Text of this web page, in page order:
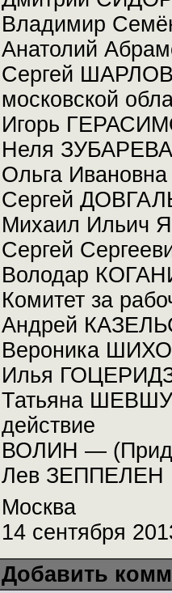
Владимир
Анатолий
Сергей
московской
Игорь
Неля ЗУБАРЕВА
Ольга Ивановна
Сергей
Михаил Ильич
Сергей
Володар
Комитет за
Андрей
Вероника
Илья
Татьяна
действие
ВОЛИН —
Лев ЗЕППЕЛЕН
Москва
14 сентября
Добавить